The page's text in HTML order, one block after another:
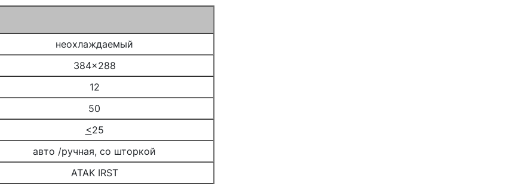
неохлаждаемый
384x288
12
50
<25
авто /ручная, со шторкой
ATAK IRST